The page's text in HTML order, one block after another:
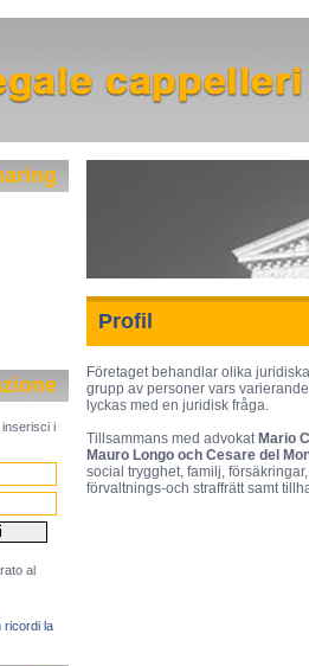
i
al
ricordi la
Profil
Företaget behandlar olika
grupp av personer vars
lyckas med en juridisk fråga.
Tillsammans med advokat Mario
Mauro Longo och Cesare del
social trygghet, familj,
förvaltnings-och straffrätt samt